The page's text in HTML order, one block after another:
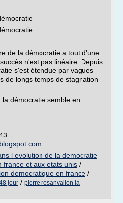
de la démocratie a tout d'une
n'est pas linéaire. Depuis
s'est étendue par vagues
de longs temps de stagnation
la démocratie semble en
l evolution de la democratie
france et aux etats unis /
democratique en france /
jour / pierre rosanvallon la